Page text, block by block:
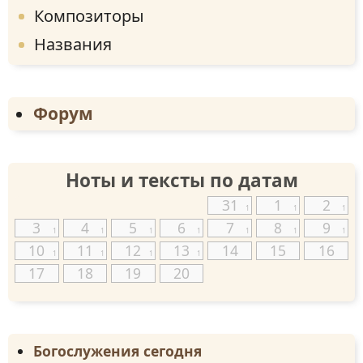
Композиторы
Названия
Форум
Ноты и тексты по датам
31 1 1 1 2 1
3 1 4 1 5 1 6 1 7 1 8 1 9 1
10 1 11 1 12 1 13 1 14 15
16
17
18 19 20
Богослужения сегодня